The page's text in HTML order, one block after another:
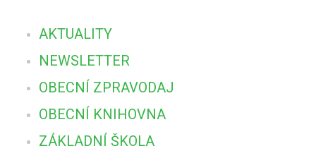
AKTUALITY
NEWSLETTER
OBECNÍ ZPRAVODAJ
OBECNÍ KNIHOVNA
ZÁKLADNÍ ŠKOLA